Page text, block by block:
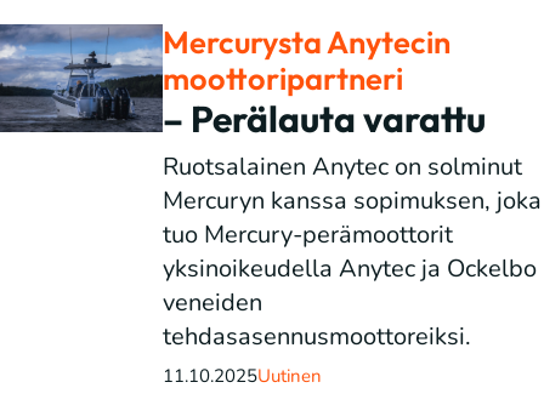
Mercurysta Anytecin
moottoripartneri
– Perälauta varattu
Ruotsalainen Anytec on solminut
Mercuryn kanssa sopimuksen, joka
tuo Mercury-perämoottorit
yksinoikeudella Anytec ja Ockelbo
veneiden
tehdasasennusmoottoreiksi.
11.10.2025Uutinen